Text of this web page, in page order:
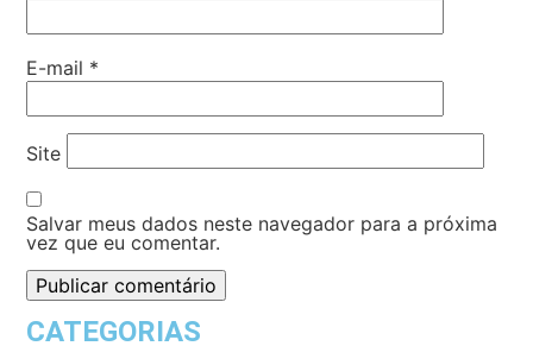
E-mail *
Site
Salvar meus dados neste navegador para a próxima
vez que eu comentar.
CATEGORIAS